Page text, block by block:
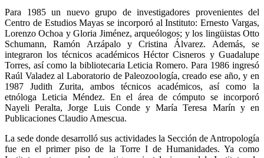
Para 1985 un nuevo grupo de investigadores provenientes del
Centro de Estudios Mayas se incorporó al Instituto: Ernesto Vargas,
Lorenzo Ochoa y Gloria Jiménez, arqueólogos; y los lingüistas Otto
Schumann, Ramón Arzápalo y Cristina Álvarez. Además, se
integraron los técnicos académicos Héctor Cisneros y Guadalupe
Torres, así como la bibliotecaria Leticia Romero. Para 1986 ingresó
Raúl Valadez al Laboratorio de Paleozoología, creado ese año, y en
1987 Judith Zurita, ambos técnicos académicos, así como la
etnóloga Leticia Méndez. En el área de cómputo se incorporó
Nayeli Peralta, Jorge Luis Conde y María Teresa Marín y en
Publicaciones Claudio Amescua.
La sede donde desarrolló sus actividades la Sección de Antropología
fue en el primer piso de la Torre I de Humanidades. Ya como